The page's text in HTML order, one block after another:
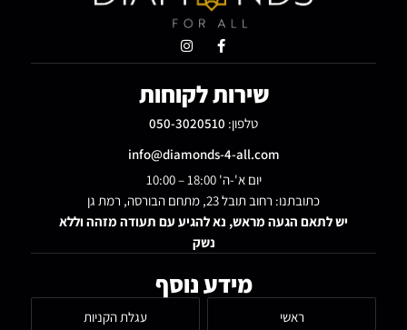
שירות לקוחות
טלפון: 050-3020510
info@diamonds-4-all.com
יום א'-ה' 18:00 – 10:00
כתובתנו: רחוב תובל 23, מתחם הבורסה, רמת גן
יש לתאם הגעה מראש, נא להגיע עם תעודה מזהה וללא
נשק
מידע נוסף
ראשי עגלת הקניות